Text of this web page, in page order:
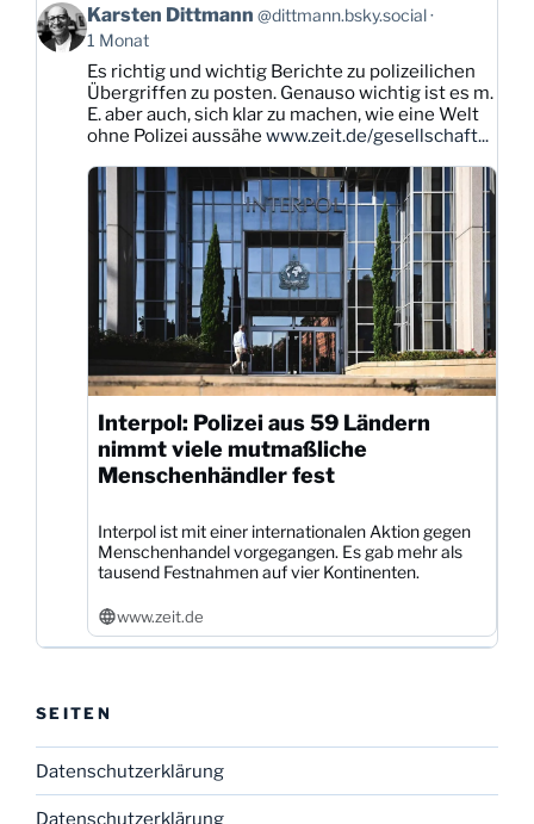
Beitrag
von
Karsten
Dittmann
Bluesky
ansehen
Karsten Dittmann @dittmann.bsky.social
1 Monat
Es richtig und wichtig Berichte zu polizeilichen
Übergriffen zu posten. Genauso wichtig ist es m.
E. aber auch, sich klar zu machen, wie eine Welt
ohne Polizei aussähe www.zeit.de/gesellschaft...
Interpol: Polizei aus 59 Ländern
nimmt viele mutmaßliche
Menschenhändler fest
Interpol ist mit einer internationalen Aktion gegen
Menschenhandel vorgegangen. Es gab mehr als
tausend Festnahmen auf vier Kontinenten.
www.zeit.de
SEITEN
Datenschutzerklärung
Datenschutzerklärung